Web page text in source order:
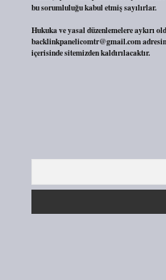
bu sorumluluğu kabul etmiş sayılırlar.
Hukuka ve yasal düzenlemelere aykırı
backlinkpanelicomtr@gmail.com
içerisinde sitemizden kaldırılacaktır.